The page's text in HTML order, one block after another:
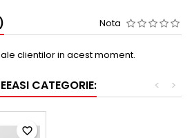
Nota
clientilor in acest moment.
CATEGORIE: >
<
favorite_border